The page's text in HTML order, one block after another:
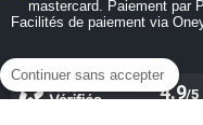
Continuer sans accepter